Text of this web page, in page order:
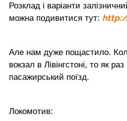
Розклад і варіанти
можна подивитися тут:
Але нам дуже пощастило.
вокзал в Лівінгстоні, то як
пасажирський поїзд.
Локомотив: